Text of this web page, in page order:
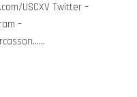
USCXV​​​​​ Twitter –
–